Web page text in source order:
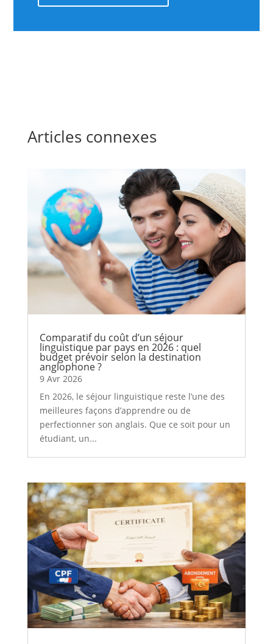
Articles connexes
Comparatif du coût d’un séjour
linguistique par pays en 2026 : quel
budget prévoir selon la destination
anglophone ?
9 Avr 2026
En 2026, le séjour linguistique reste l’une des
meilleures façons d’apprendre ou de
perfectionner son anglais. Que ce soit pour un
étudiant, un...